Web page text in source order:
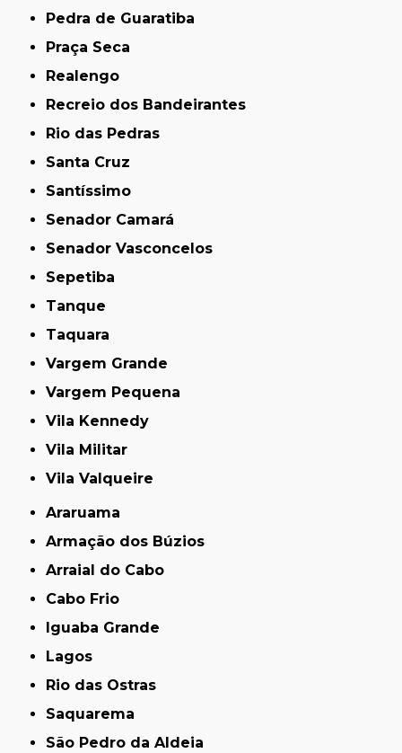
Pedra de Guaratiba
Praça Seca
Realengo
Recreio dos Bandeirantes
Rio das Pedras
Santa Cruz
Santíssimo
Senador Camará
Senador Vasconcelos
Sepetiba
Tanque
Taquara
Vargem Grande
Vargem Pequena
Vila Kennedy
Vila Militar
Vila Valqueire
Araruama
Armação dos Búzios
Arraial do Cabo
Cabo Frio
Iguaba Grande
Lagos
Rio das Ostras
Saquarema
São Pedro da Aldeia